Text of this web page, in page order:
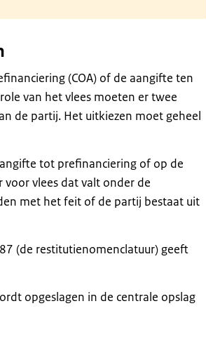
(COA) of de aangifte ten
van het vlees moeten er twee
de partij. Het uitkiezen moet geheel
tot prefinanciering of op de
voor vlees dat valt onder de
met het feit of de partij bestaat uit
(de restitutienomenclatuur) geeft
opgeslagen in de centrale opslag